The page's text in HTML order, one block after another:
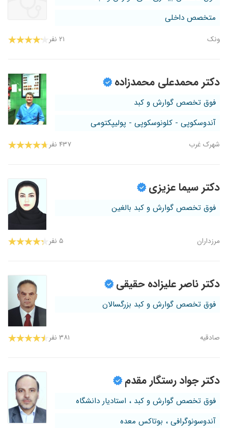
متخصص داخلی
ونک ۲۱ نفر
دکتر محمدعلی محمدزاده
فوق تخصص گوارش و کبد
آندوسکوپی - کلونوسکوپی - پولیپکتومی
شهرک غرب ۴۳۷ نفر
دکتر سیما عزیزی
فوق تخصص گوارش و کبد بالغین
مرزداران ۵ نفر
دکتر ناصر علیزاده حقیقی
فوق تخصص گوارش و کبد بزرگسالان
صادقیه ۳۸۱ نفر
دکتر جواد رستگار مقدم
فوق تخصص گوارش و کبد ، استادیار دانشگاه
آندوسونوگرافی ، بوتاکس معده